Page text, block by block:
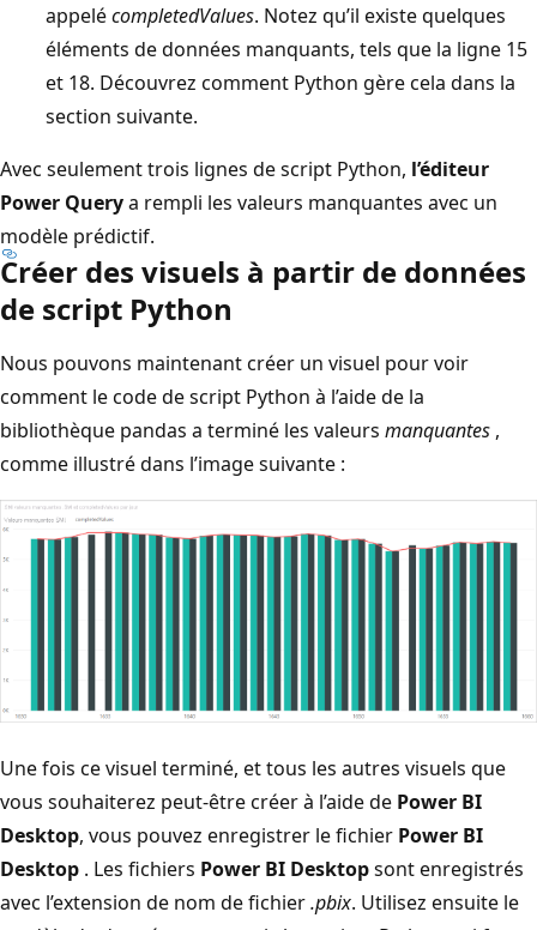
appelécompletedValues. Notez qu’il existe quelques
éléments de données manquants, tels que la ligne 15
et 18. Découvrez comment Python gère cela dans la
section suivante.
Avec seulement trois lignes de script Python, l’éditeur
Power Querya rempli les valeurs manquantes avec un
modèle prédictif.
Créer des visuels à partir de données
de script Python
Nous pouvons maintenant créer un visuel pour voir
comment le code de script Python à l’aide de la
bibliothèque pandas a terminé les valeurs manquantes ,
comme illustré dans l’image suivante :
Une fois ce visuel terminé, et tous les autres visuels que
vous souhaiterez peut-être créer à l’aide de Power BI
Desktop, vous pouvez enregistrer le fichier Power BI
Desktop . Les fichiers Power BI Desktopsont enregistrés
avec l’extension de nom de fichier.pbix. Utilisez ensuite le